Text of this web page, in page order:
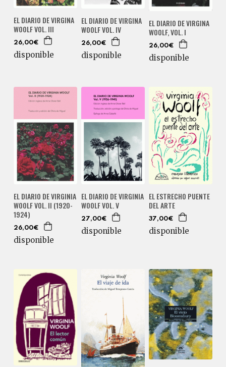
EL DIARIO DE VIRGINA
WOOLF VOL. III
26,00€
disponible
EL DIARIO DE VIRGINA
WOOLF VOL. IV
26,00€
disponible
EL DIARIO DE VIRGINA
WOOLF, VOL. I
26,00€
disponible
EL DIARIO DE VIRGINIA
WOOLF VOL. II (1920-
1924)
26,00€
disponible
EL DIARIO DE VIRGINIA
WOOLF VOL. V
27,00€
disponible
EL ESTRECHO PUENTE
DEL ARTE
37,00€
disponible